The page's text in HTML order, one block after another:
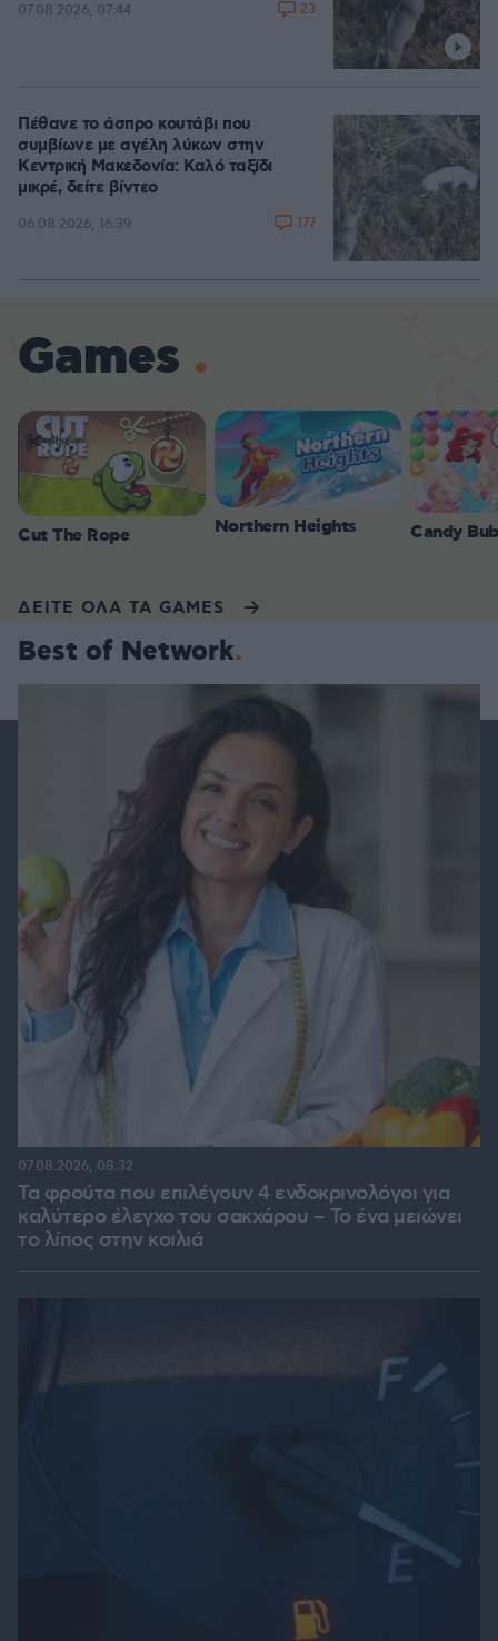
07.08.2026, 07:44 23
Πέθανε το άσπρο κουτάβι που
συμβίωνε με αγέλη λύκων στην
Κεντρική Μακεδονία: Καλό ταξίδι
μικρέ, δείτε βίντεο
06.08.2026, 16:39 177
Games
Cut The Rope Northern Heights Candy
ΔΕΙΤΕ ΟΛΑ ΤΑ GAMES
Best of Network
Τα φρούτα που επιλέγουν 4 ενδοκρινολόγοι για
καλύτερο έλεγχο του σακχάρου – Το ένα μειώνει
το λίπος στην κοιλιά
07.08.2026, 08:32